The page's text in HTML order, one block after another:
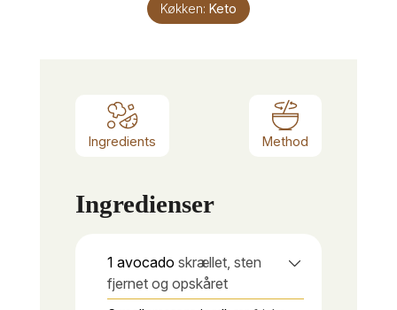
Køkken: Keto
Ingredients Method
Ingredienser
1 avocado skrællet, sten
fjernet og opskåret